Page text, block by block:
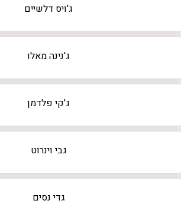
ג'ויס דלשיים
ג'נינה מאלו
ג'קי פלדמן
גבי וינרוט
גדי נסים